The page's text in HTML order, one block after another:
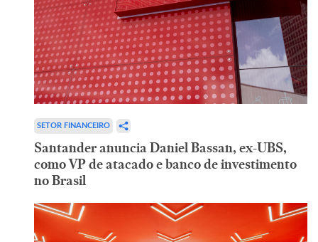
SETOR FINANCEIRO
Santander anuncia Daniel Bassan, ex-UBS,
como VP de atacado e banco de investimento
no Brasil